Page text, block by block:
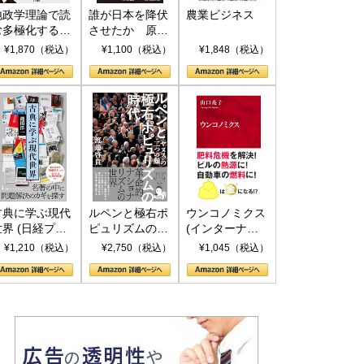
政学理論で読
多極化する世
トランプと
¥1,870（税込）
誰が日本を降伏
させたか 原爆
投下、ソ連参
(PHP新書)
¥1,100（税込）
農業ビジネス
¥1,848（税込）
典に学ぶ現代
界 (日経プレ
アシリーズ)
¥1,210（税込）
ルペンと極右ポ
ピュリズムの時
代：〈ヤヌス〉
¥2,750（税込）
ウンコノミクス
(インターナシ
ョナル新書)
¥1,045（税込）